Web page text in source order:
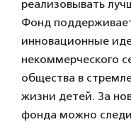
реализовывать
Фонд
инновационные
некоммерческого
общества в
жизни детей. За
фонда можно